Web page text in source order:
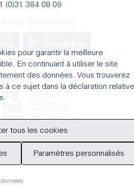
(0)31 384 08 09
offre de la
pour garantir la meilleure
En continuant à utiliser le site
des données. Vous trouverez
à ce sujet dans la déclaration relative
tous les cookies
Paramètres personnalisés